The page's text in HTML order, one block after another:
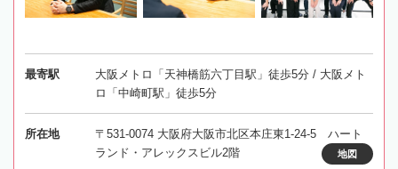
最寄駅
大阪メトロ「天神橋筋六丁目駅」徒歩5分 / 大阪メト
ロ「中崎町駅」徒歩5分
所在地
〒531-0074 大阪府大阪市北区本庄東1-24-5 ハート
ランド・アレックスビル2階
地図